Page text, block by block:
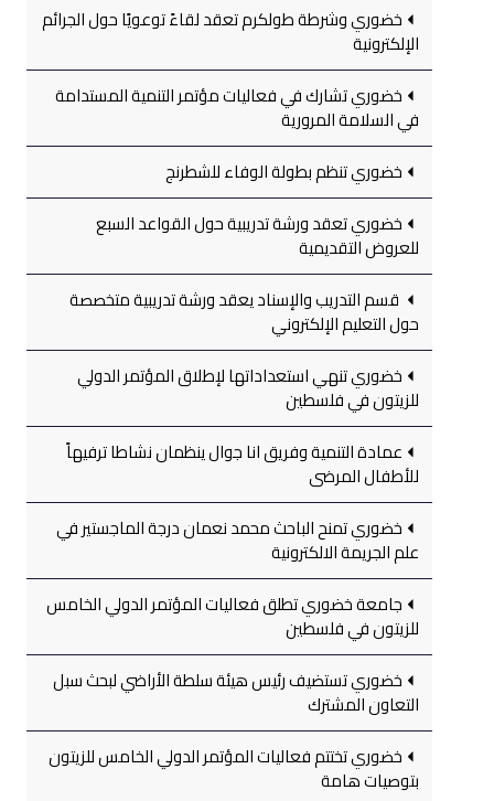
خضوري وشرطة طولكرم تعقد لقاءً توعويًا حول الجرائم
الإلكترونية
خضوري تشارك في فعاليات مؤتمر التنمية المستدامة
في السلامة المرورية
خضوري تنظم بطولة الوفاء للشطرنج
خضوري تعقد ورشة تدريبية حول القواعد السبع
للعروض التقديمية
قسم التدريب والإسناد يعقد ورشة تدريبية متخصصة
حول التعليم الإلكتروني
خضوري تنهي استعداداتها لإطلاق المؤتمر الدولي
للزيتون في فلسطين
عمادة التنمية وفريق انا جوال ينظمان نشاطا ترفيهاً
للأطفال المرضى
خضوري تمنح الباحث محمد نعمان درجة الماجستير في
علم الجريمة الالكترونية
جامعة خضوري تطلق فعاليات المؤتمر الدولي الخامس
للزيتون في فلسطين
خضوري تستضيف رئيس هيئة سلطة الأراضي لبحث سبل
التعاون المشترك
خضوري تختتم فعاليات المؤتمر الدولي الخامس للزيتون
بتوصيات هامة